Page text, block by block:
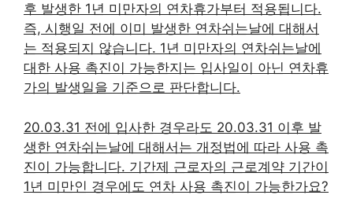
후 발생한 1년 미만자의 연차휴가부터 적용됩니다.
즉, 시행일 전에 이미 발생한 연차쉬는날에 대해서
는 적용되지 않습니다. 1년 미만자의 연차쉬는날에
대한 사용 촉진이 가능한지는 입사일이 아닌 연차휴
가의 발생일을 기준으로 판단합니다.
20.03.31 전에 입사한 경우라도 20.03.31 이후 발
생한 연차쉬는날에 대해서는 개정법에 따라 사용 촉
진이 가능합니다. 기간제 근로자의 근로계약 기간이
1년 미만인 경우에도 연차 사용 촉진이 가능한가요?